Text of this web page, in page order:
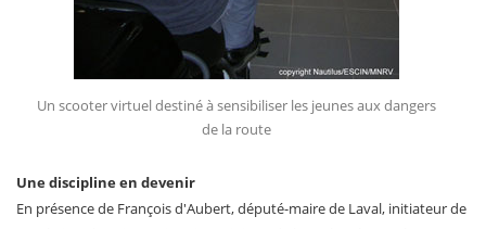
Un scooter virtuel destiné à sensibiliser les jeunes aux dangers
de la route
Une discipline en devenir
En présence de François d'Aubert, député-maire de Laval, initiateur de